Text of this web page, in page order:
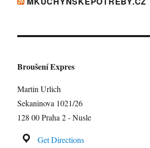
Broušení Expres
Martin Urlich
Sekaninova 1021/26
128 00 Praha 2 - Nusle
Get Directions